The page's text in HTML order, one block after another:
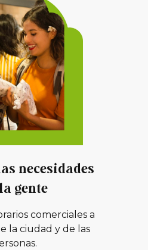
necesidades
gente
comerciales a
la ciudad y de las